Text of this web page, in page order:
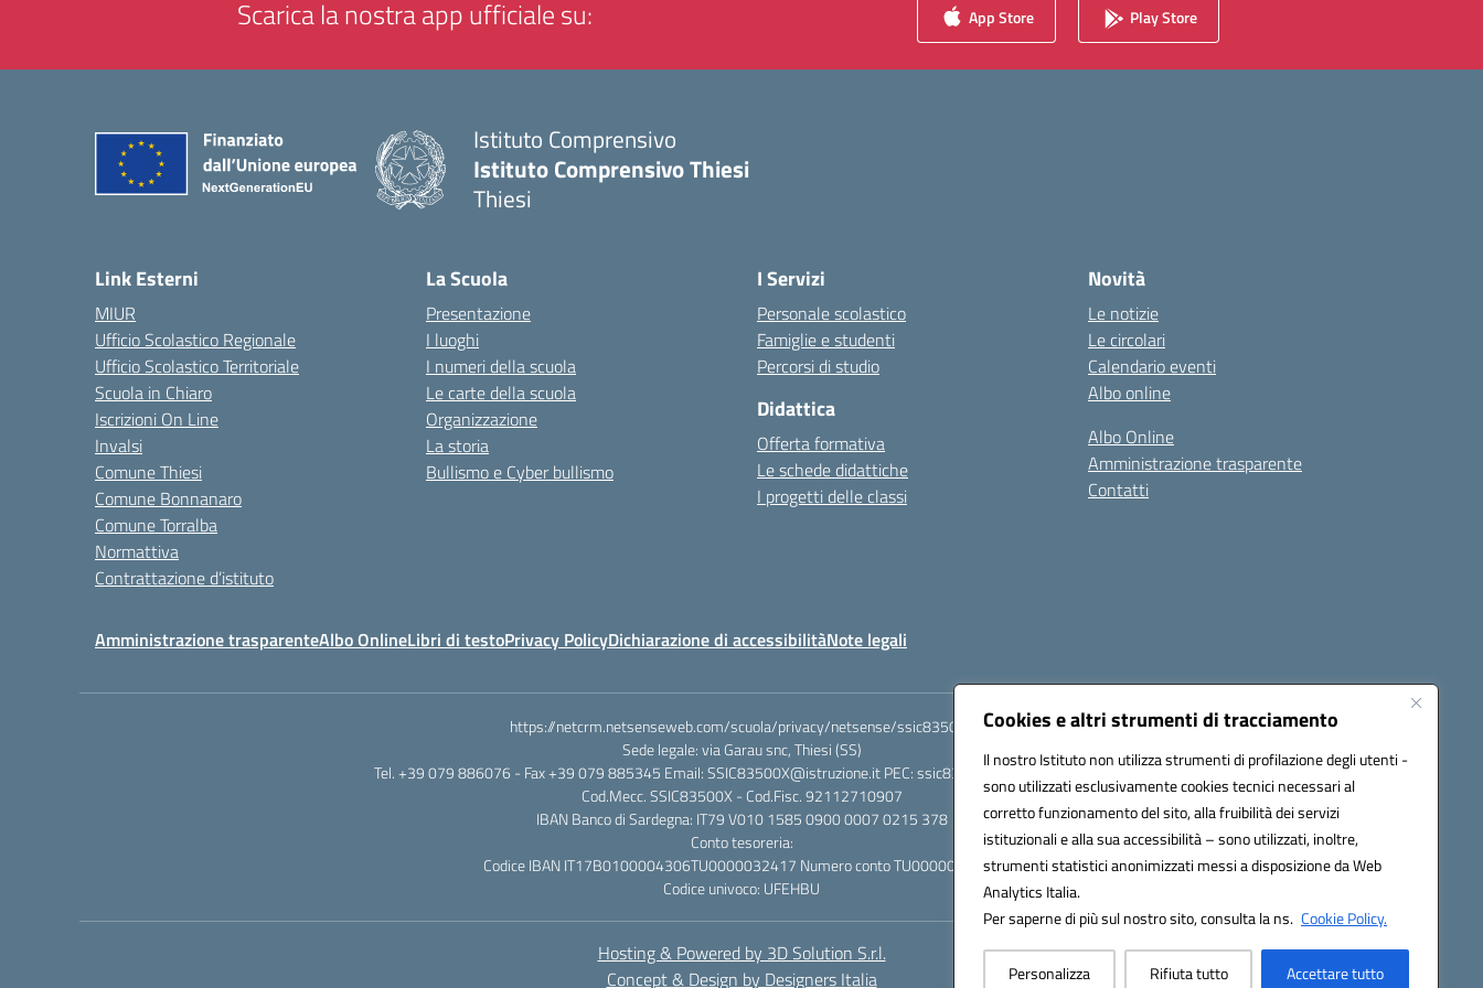
Cookies e altri strumenti di tracciamento
Il nostro Istituto non utilizza strumenti di profilazione degli utenti -
sono utilizzati esclusivamente cookies tecnici necessari al
corretto funzionamento del sito, alla fruibilità dei servizi
istituzionali e alla sua accessibilità – sono utilizzati, inoltre,
strumenti statistici anonimizzati messi a disposizione da Web
Analytics Italia.
Per saperne di più sul nostro sito, consulta la ns. Cookie Policy.
Personalizza Rifiuta tutto Accettare tutto
Scarica la nostra app ufficiale su: App Store Play Store
Istituto Comprensivo
Istituto Comprensivo Thiesi
Thiesi
Link Esterni
MIUR
Ufficio Scolastico Regionale
Ufficio Scolastico Territoriale
Scuola in Chiaro
Iscrizioni On Line
Invalsi
Comune Thiesi
Comune Bonnanaro
Comune Torralba
Normattiva
Contrattazione d’istituto
La Scuola
Presentazione
I luoghi
I numeri della scuola
Le carte della scuola
Organizzazione
La storia
Bullismo e Cyber bullismo
I Servizi
Personale scolastico
Famiglie e studenti
Percorsi di studio
Didattica
Offerta formativa
Le schede didattiche
I progetti delle classi
Novità
Le notizie
Le circolari
Calendario eventi
Albo online
Albo Online
Amministrazione trasparente
Contatti
Amministrazione trasparenteAlbo OnlineLibri di testoPrivacy PolicyDichiarazione di accessibilitàNote legali
https://netcrm.netsenseweb.com/scuola/privacy/netsense/ssic83500x
Sede legale: via Garau snc, Thiesi (SS)
Tel. +39 079 886076 - Fax +39 079 885345 Email: SSIC83500X@istruzione.it PEC: ssic83500x@pec.istruzione.it
Cod.Mecc. SSIC83500X - Cod.Fisc. 92112710907
IBAN Banco di Sardegna: IT79 V010 1585 0900 0007 0215 378
Conto tesoreria:
Codice IBAN IT17B0100004306TU0000032417 Numero conto TU0000032417
Codice univoco: UFEHBU
Hosting & Powered by 3D Solution S.r.l.
Concept & Design by Designers Italia